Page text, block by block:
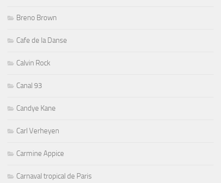
Breno Brown
Cafe de la Danse
Calvin Rock
Canal 93
Candye Kane
Carl Verheyen
Carmine Appice
Carnaval tropical de Paris